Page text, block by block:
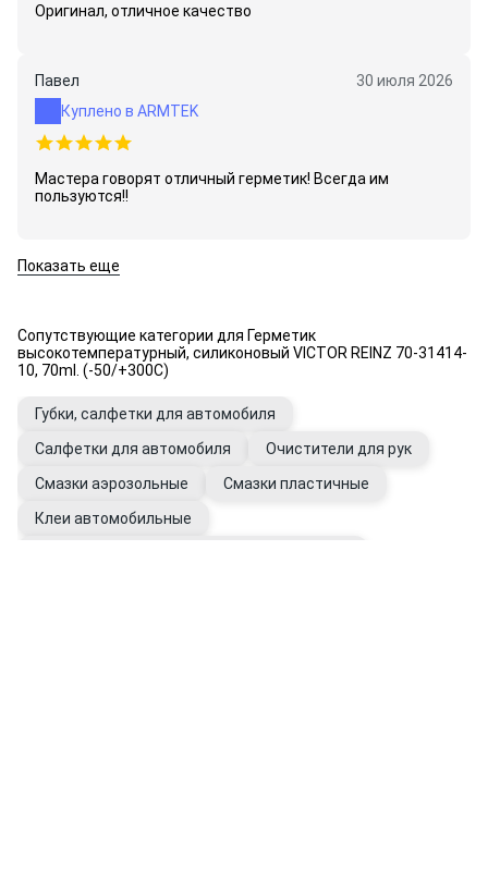
Оригинал, отличное качество
Павел
30 июля 2026
Куплено в ARMTEK
Мастера говорят отличный герметик! Всегда им
пользуются!!
Показать еще
Сопутствующие категории для Герметик
высокотемпературный, силиконовый VICTOR REINZ 70-31414-
10, 70ml. (-50/+300C)
Губки, салфетки для автомобиля
Салфетки для автомобиля
Очистители для рук
Смазки аэрозольные
Смазки пластичные
Клеи автомобильные